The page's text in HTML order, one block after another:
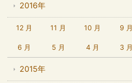
2016年
12 月 11 月 10 月 9 月
6 月 5 月 4 月 3 月
2015年